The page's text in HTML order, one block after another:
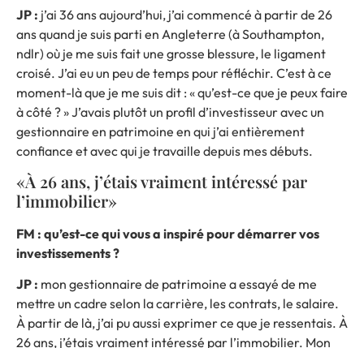
JP : j’ai 36 ans aujourd’hui, j’ai commencé à partir de 26
ans quand je suis parti en Angleterre (à Southampton,
ndlr) où je me suis fait une grosse blessure, le ligament
croisé. J’ai eu un peu de temps pour réfléchir. C’est à ce
moment-là que je me suis dit : « qu’est-ce que je peux faire
à côté ? » J’avais plutôt un profil d’investisseur avec un
gestionnaire en patrimoine en qui j’ai entièrement
confiance et avec qui je travaille depuis mes débuts.
«À 26 ans, j’étais vraiment intéressé par
l’immobilier»
FM : qu’est-ce qui vous a inspiré pour démarrer vos
investissements ?
JP : mon gestionnaire de patrimoine a essayé de me
mettre un cadre selon la carrière, les contrats, le salaire.
À partir de là, j’ai pu aussi exprimer ce que je ressentais. À
26 ans, j’étais vraiment intéressé par l’immobilier. Mon